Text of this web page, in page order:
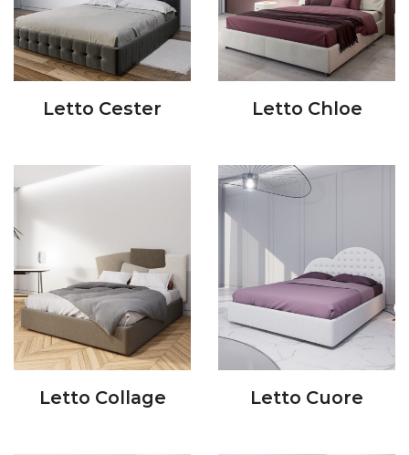
Letto Cester Letto Chloe
Letto Collage Letto Cuore